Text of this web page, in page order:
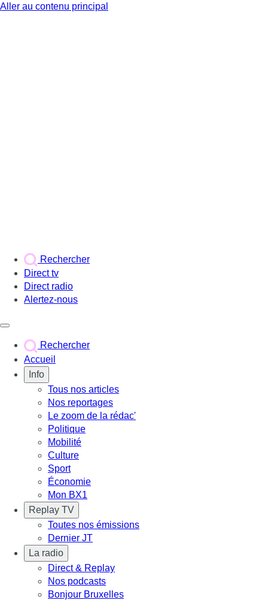
Aller au contenu principal
Rechercher
Direct tv
Direct radio
Alertez-nous
Rechercher
Accueil
Info
Tous nos articles
Nos reportages
Le zoom de la rédac'
Politique
Mobilité
Culture
Sport
Économie
Mon BX1
Replay TV
Toutes nos émissions
Dernier JT
La radio
Direct & Replay
Nos podcasts
Bonjour Bruxelles